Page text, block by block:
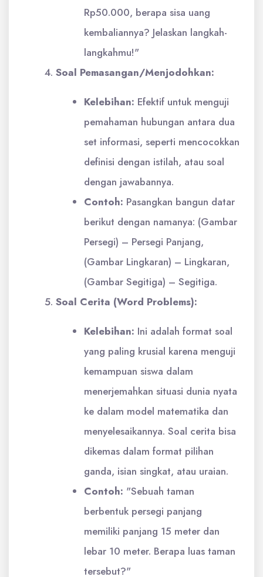
Rp50.000, berapa sisa uang
kembaliannya? Jelaskan langkah-
langkahmu!"
Soal Pemasangan/Menjodohkan:
Kelebihan: Efektif untuk menguji
pemahaman hubungan antara dua
set informasi, seperti mencocokkan
definisi dengan istilah, atau soal
dengan jawabannya.
Contoh: Pasangkan bangun datar
berikut dengan namanya: (Gambar
Persegi) – Persegi Panjang,
(Gambar Lingkaran) – Lingkaran,
(Gambar Segitiga) – Segitiga.
Soal Cerita (Word Problems):
Kelebihan: Ini adalah format soal
yang paling krusial karena menguji
kemampuan siswa dalam
menerjemahkan situasi dunia nyata
ke dalam model matematika dan
menyelesaikannya. Soal cerita bisa
dikemas dalam format pilihan
ganda, isian singkat, atau uraian.
Contoh: "Sebuah taman
berbentuk persegi panjang
memiliki panjang 15 meter dan
lebar 10 meter. Berapa luas taman
tersebut?"